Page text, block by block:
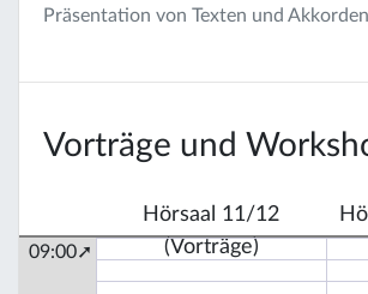
Präsentation von Texten und
Vorträge und
09:00➚
Hörsaal 11/12
(Vorträge)